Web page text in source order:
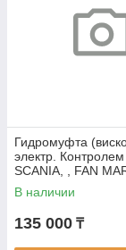
Гидромуфта
электр.
SCANIA, , FAN
FM382
В наличии
135 000 ₸